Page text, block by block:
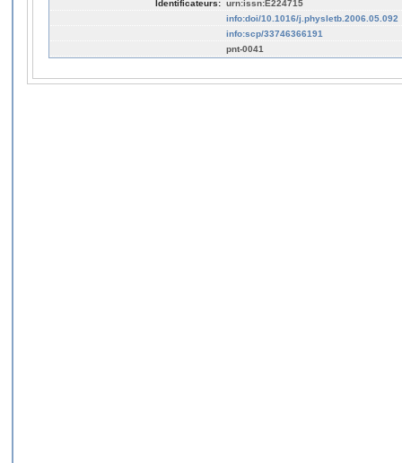
Identificateurs: urn:issn:E224715
info:doi/10.1016/j.physletb.2006.05.092
info:scp/33746366191
pnt-0041